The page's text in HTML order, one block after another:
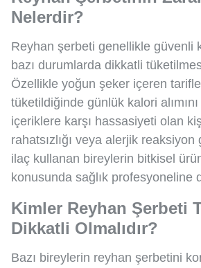
Nelerdir?
Reyhan şerbeti genellikle güvenli
bazı durumlarda dikkatli
Özellikle yoğun şeker içeren
tüketildiğinde günlük kalori
içeriklere karşı hassasiyeti olan
rahatsızlığı veya alerjik
ilaç kullanan bireylerin bitkisel
konusunda sağlık profesyoneline
Kimler Reyhan Şerbeti
Dikkatli Olmalıdır?
Bazı bireylerin reyhan şerbetini